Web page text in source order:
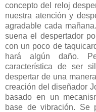
concepto del reloj
nuestra atención y
agradable cada
suena el despertador
con un poco de
hará algún daño.
característica de ser
despertar de una
creación del diseñador
basado en un
base de vibración. Se